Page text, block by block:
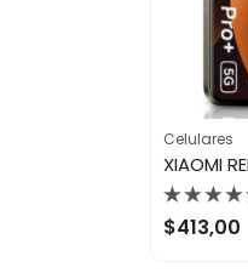
Celulares
con
$413,00